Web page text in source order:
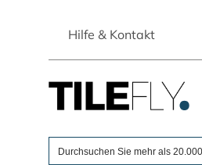
Hilfe & Kontakt